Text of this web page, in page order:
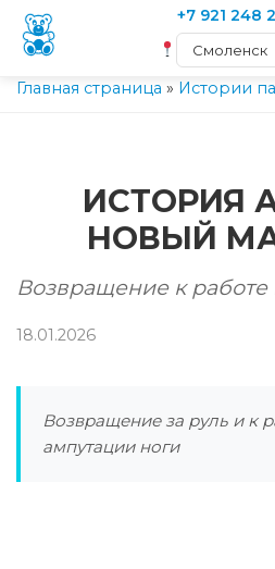
+7 921 248
Главная страница » Истории
ИСТОРИЯ
НОВЫЙ
Возвращение к работе
18.01.2026
Возвращение за руль и к
ампутации ноги